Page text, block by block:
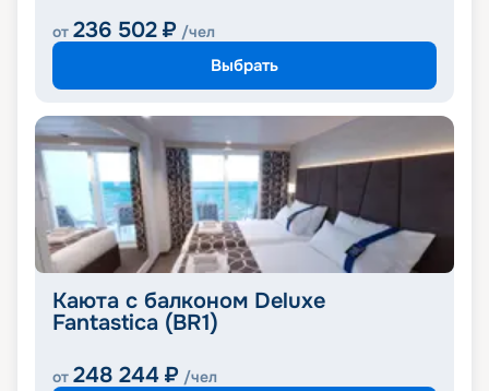
от 236 502 ₽ /чел
Выбрать
Каюта с балконом Deluxe
Fantastica (BR1)
от 248 244 ₽ /чел